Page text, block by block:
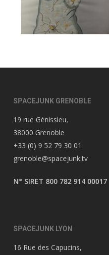
SPACEJUNK GRENOBLE
19 rue Génissieu,
38000 Grenoble
+33 (0) 9 52 79 30 01
grenoble@spacejunk.tv
N° SIRET 800 782 914 00017
SPACEJUNK LYON
16 Rue des Capucins,